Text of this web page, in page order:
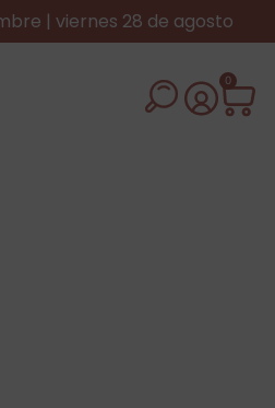
| viernes 28 de agosto
0